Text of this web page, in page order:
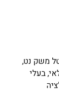
משק נט,
בעלי